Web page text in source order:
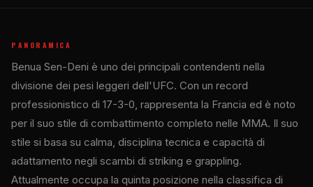
PANORAMICA
Benua Sen-Deni è uno dei principali contendenti nella
divisione dei pesi leggeri dell'UFC. Con un record
professionistico di 17-3-0, rappresenta la Francia ed è noto
per il suo stile di combattimento completo nelle MMA. Il suo
stile si basa su calma, disciplina tecnica e capacità di
adattamento negli scambi di striking e grappling.
Attualmente occupa la quinta posizione nella classifica di